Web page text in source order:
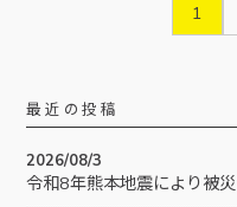
1
最近の投稿
2026/08/3
令和8年熊本地震により被